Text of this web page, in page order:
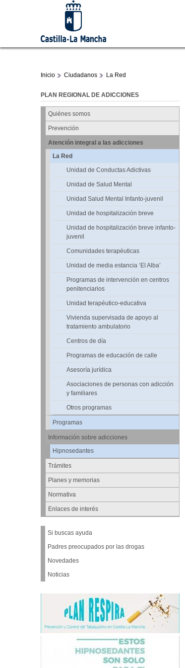
Inicio Ciudadanos La Red
PLAN REGIONAL DE ADICCIONES
Quiénes somos
Prevención
Atención integral a las adicciones
La Red
Unidad de Conductas Adictivas
Unidad de Salud Mental
Unidad Salud Mental Infanto-juvenil
Unidad de hospitalización breve
Unidad de hospitalización breve infanto-
juvenil
Comunidades terapéuticas
Unidad de media estancia ‘El Alba’
Programas de intervención en centros
penitenciarios
Unidad terapéutico-educativa
Vivienda supervisada de apoyo al
tratamiento ambulatorio
Centros de día
Programas de educación de calle
Asesoría jurídica
Asociaciones de personas con adicción
y familiares
Otros programas
Programas
Información sobre adicciones
Hipnosedantes
Trámites
Planes y memorias
Normativa
Enlaces de interés
Si buscas ayuda
Padres preocupados por las drogas
Novedades
Noticias